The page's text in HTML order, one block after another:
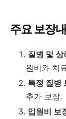
주요 보장
질병 및 상
원비와 치
특정 질병
추가 보장.
입원비 보